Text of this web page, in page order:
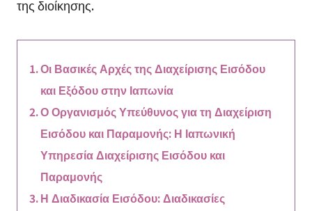
της διοίκησης.
Οι Βασικές Αρχές της Διαχείρισης Εισόδου
και Εξόδου στην Ιαπωνία
Ο Οργανισμός Υπεύθυνος για τη Διαχείριση
Εισόδου και Παραμονής: Η Ιαπωνική
Υπηρεσία Διαχείρισης Εισόδου και
Παραμονής
Η Διαδικασία Εισόδου: Διαδικασίες